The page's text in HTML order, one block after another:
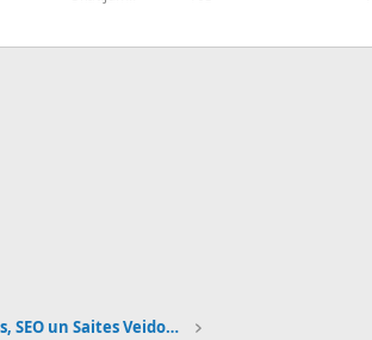
Digitālais Mārketings, SEO un Saites Veidošana